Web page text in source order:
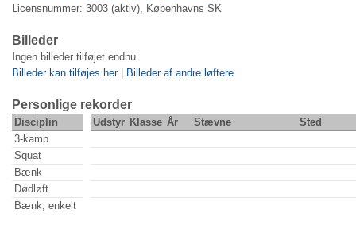
Licensnummer: 3003 (aktiv), Københavns SK
Billeder
Ingen billeder tilføjet endnu.
Billeder kan tilføjes her| Billeder af andre løftere
Personlige rekorder
Disciplin Udstyr Klasse År Stævne
Sted
3-kamp
Squat
Bænk
Dødløft
Bænk, enkelt